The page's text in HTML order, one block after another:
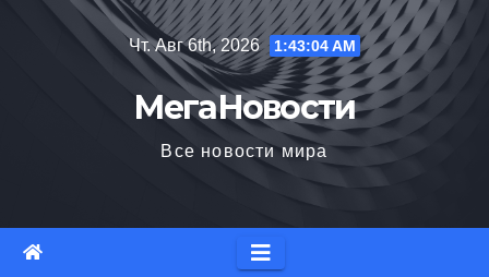
Чт. Авг 6th, 2026 1:43:05 AM
МегаНовости
Все новости мира